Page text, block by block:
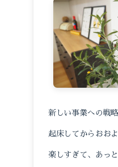
新しい事業への戦
起床してからおお
楽しすぎて、あっ